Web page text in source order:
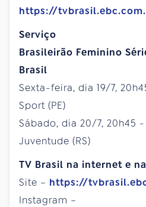
https://
Serviço
Brasileirão Feminino
Brasil
Sexta-feira, dia 19/7,
Sport (PE)
Sábado, dia 20/7, 20h45
Juventude (RS)
TV Brasil na internet e
Site – https://
Instagram –